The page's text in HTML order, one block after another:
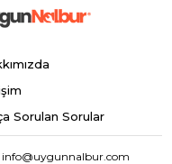
Sorulan Sorular
info@uygunnalbur.com